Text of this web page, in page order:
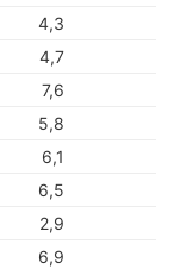
4,3
4,7
7,6
5,8
6,1
6,5
2,9
6,9